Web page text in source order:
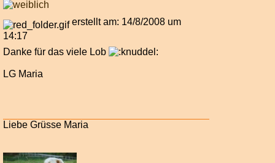
erstellt am: 14/8/2008 um
14:17
Danke für das viele Lob
LG Maria
Liebe Grüsse Maria